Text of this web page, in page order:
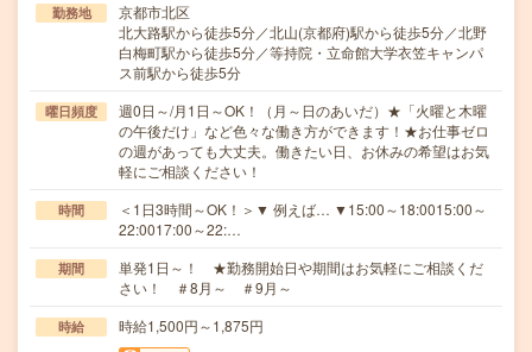
勤務地
京都市北区
北大路駅から徒歩5分／北山(京都府)駅から徒歩5分／北野
白梅町駅から徒歩5分／等持院・立命館大学衣笠キャンパ
ス前駅から徒歩5分
曜日頻度
週0日～/月1日～OK！（月～日のあいだ）★「火曜と木曜
の午後だけ」など色々な働き方ができます！★お仕事ゼロ
の週があっても大丈夫。働きたい日、お休みの希望はお気
軽にご相談ください！
時間
＜1日3時間～OK！＞▼ 例えば… ▼15:00～18:0015:00～
22:0017:00～22:…
期間
単発1日～！ ★勤務開始日や期間はお気軽にご相談くだ
さい！ ＃8月～ ＃9月～
時給 時給1,500円～1,875円